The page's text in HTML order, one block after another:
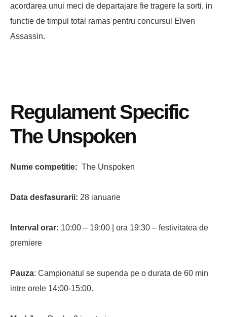
acordarea unui meci de departajare fie tragere la sorti, in
functie de timpul total ramas pentru concursul Elven
Assassin.
Regulament Specific
The Unspoken
Nume competitie: The Unspoken
Data desfasurarii: 28 ianuarie
Interval orar: 10:00 – 19:00 | ora 19:30 – festivitatea de
premiere
Pauza: Campionatul se supenda pe o durata de 60 min
intre orele 14:00-15:00.